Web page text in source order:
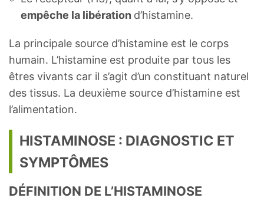
empêche la libération d’histamine.
La principale source d’histamine est le corps
humain. L’histamine est produite par tous les
êtres vivants car il s’agit d’un constituant naturel
des tissus. La deuxième source d’histamine est
l’alimentation.
HISTAMINOSE : DIAGNOSTIC ET
SYMPTÔMES
DÉFINITION DE L’HISTAMINOSE